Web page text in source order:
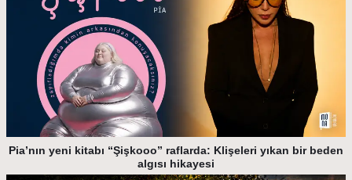
Pia’nın yeni kitabı “Şişkooo” raflarda: Klişeleri yıkan bir beden
algısı hikayesi